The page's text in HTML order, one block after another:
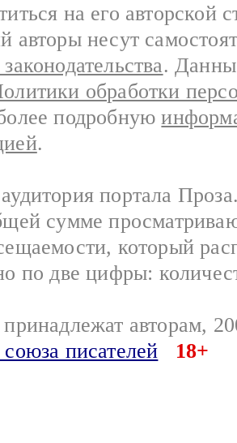
на его авторской
авторы несут
.
обработки
подробную
.
портала
сумме
который
по две цифры:
авторам,
писателей
18+